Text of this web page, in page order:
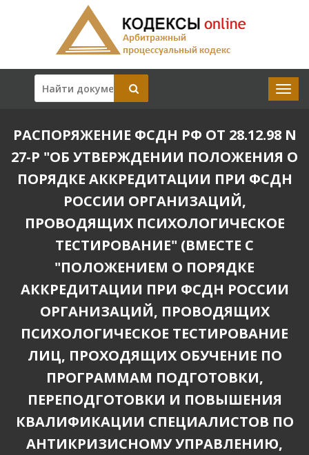
РАСПОРЯЖЕНИЕ ФСДН РФ ОТ 28.12.98 N
27-Р "ОБ УТВЕРЖДЕНИИ ПОЛОЖЕНИЯ О
ПОРЯДКЕ АККРЕДИТАЦИИ ПРИ ФСДН
РОССИИ ОРГАНИЗАЦИЙ,
ПРОВОДЯЩИХ ПСИХОЛОГИЧЕСКОЕ
ТЕСТИРОВАНИЕ" (ВМЕСТЕ С
"ПОЛОЖЕНИЕМ О ПОРЯДКЕ
АККРЕДИТАЦИИ ПРИ ФСДН РОССИИ
ОРГАНИЗАЦИЙ, ПРОВОДЯЩИХ
ПСИХОЛОГИЧЕСКОЕ ТЕСТИРОВАНИЕ
ЛИЦ, ПРОХОДЯЩИХ ОБУЧЕНИЕ ПО
ПРОГРАММАМ ПОДГОТОВКИ,
ПЕРЕПОДГОТОВКИ И ПОВЫШЕНИЯ
КВАЛИФИКАЦИИ СПЕЦИАЛИСТОВ ПО
АНТИКРИЗИСНОМУ УПРАВЛЕНИЮ,